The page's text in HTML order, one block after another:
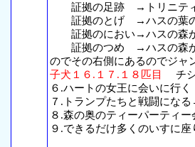
証拠の足跡 →トリニティ
証拠のとげ →ハスの葉の
証拠のにおい→ハスの森か
証拠のつめ →ハスの森か
のでその右側にあるのでジャ
子犬１６.１７.１８匹目
チシ
６.ハートの女王に会いに行く
７.トランプたちと戦闘にな
８.森の奥のティーパーティ
９.できるだけ多くのいすに